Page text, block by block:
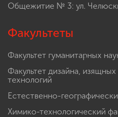
Общежитие № 3: ул.
Факультеты
Факультет гуманитарных
Факультет дизайна,
технологий
Естественно-
Химико-технологический